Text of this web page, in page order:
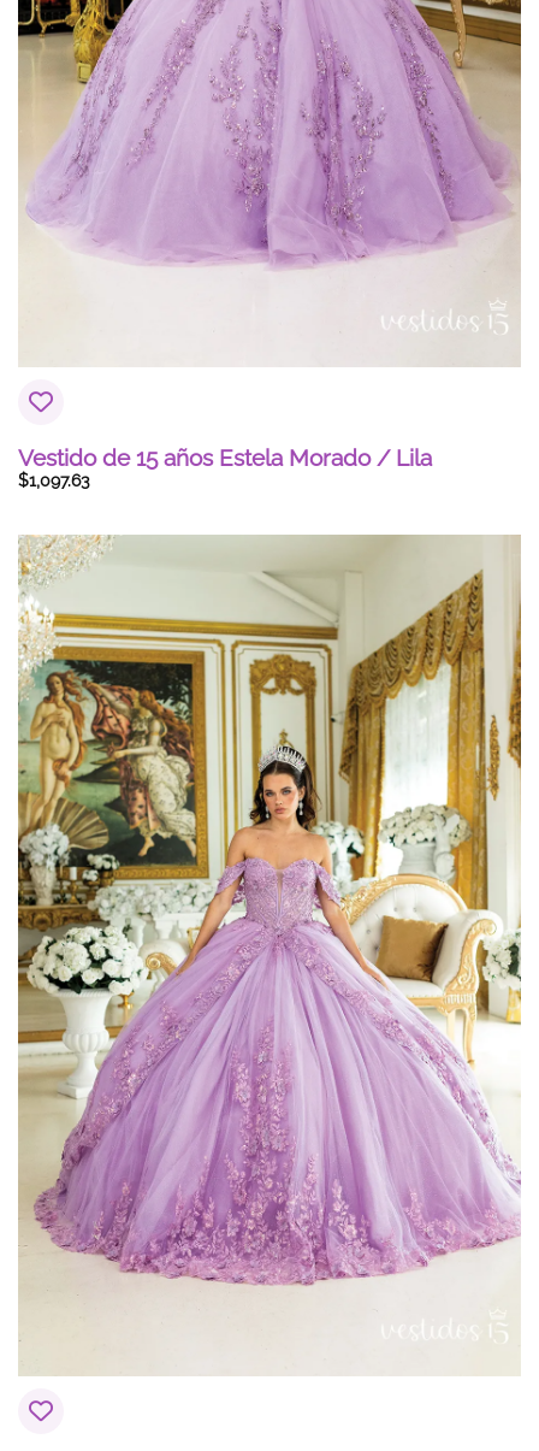
Vestido de 15 años Estela Morado / Lila
$1,097.63